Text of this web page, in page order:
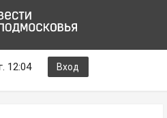
12:04 Вход